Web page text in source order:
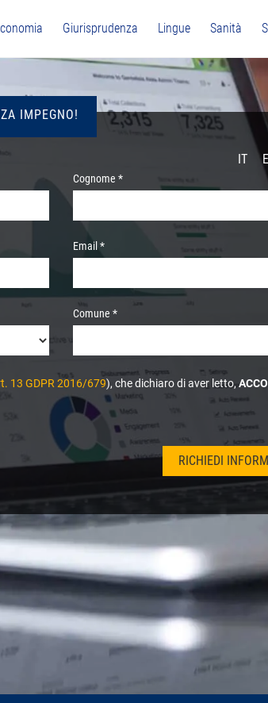
Giurisprudenza Lingue Sanità
IMPEGNO!
IT
Cognome *
Email *
Comune *
13 GDPR 2016/679), che dichiaro di aver letto,